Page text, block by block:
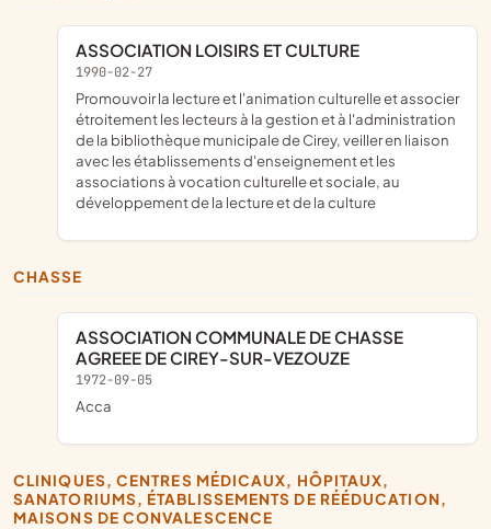
ASSOCIATION LOISIRS ET CULTURE
1990-02-27
promouvoir la lecture et l'animation culturelle et associer
étroitement les lecteurs à la gestion et à l'administration
de la bibliothèque municipale de Cirey, veiller en liaison
avec les établissements d'enseignement et les
associations à vocation culturelle et sociale, au
développement de la lecture et de la culture
CHASSE
ASSOCIATION COMMUNALE DE CHASSE
AGREEE DE CIREY-SUR-VEZOUZE
1972-09-05
acca
CLINIQUES, CENTRES MÉDICAUX, HÔPITAUX,
SANATORIUMS, ÉTABLISSEMENTS DE RÉÉDUCATION,
MAISONS DE CONVALESCENCE